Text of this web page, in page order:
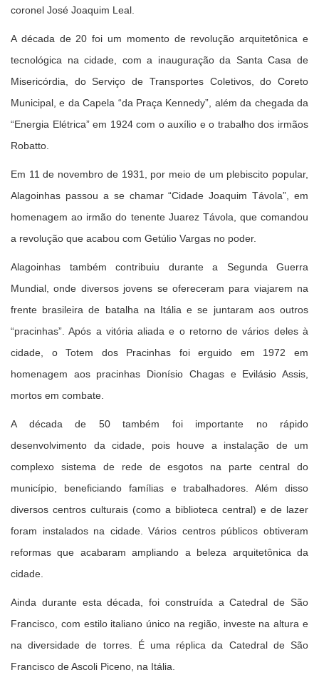
coronel José Joaquim Leal.
A década de 20 foi um momento de revolução arquitetônica e
tecnológica na cidade, com a inauguração da Santa Casa de
Misericórdia, do Serviço de Transportes Coletivos, do Coreto
Municipal, e da Capela “da Praça Kennedy”, além da chegada da
“Energia Elétrica” em 1924 com o auxílio e o trabalho dos irmãos
Robatto.
Em 11 de novembro de 1931, por meio de um plebiscito popular,
Alagoinhas passou a se chamar “Cidade Joaquim Távola”, em
homenagem ao irmão do tenente Juarez Távola, que comandou
a revolução que acabou com Getúlio Vargas no poder.
Alagoinhas também contribuiu durante a Segunda Guerra
Mundial, onde diversos jovens se ofereceram para viajarem na
frente brasileira de batalha na Itália e se juntaram aos outros
“pracinhas”. Após a vitória aliada e o retorno de vários deles à
cidade, o Totem dos Pracinhas foi erguido em 1972 em
homenagem aos pracinhas Dionísio Chagas e Evilásio Assis,
mortos em combate.
A década de 50 também foi importante no rápido
desenvolvimento da cidade, pois houve a instalação de um
complexo sistema de rede de esgotos na parte central do
município, beneficiando famílias e trabalhadores. Além disso
diversos centros culturais (como a biblioteca central) e de lazer
foram instalados na cidade. Vários centros públicos obtiveram
reformas que acabaram ampliando a beleza arquitetônica da
cidade.
Ainda durante esta década, foi construída a Catedral de São
Francisco, com estilo italiano único na região, investe na altura e
na diversidade de torres. É uma réplica da Catedral de São
Francisco de Ascoli Piceno, na Itália.